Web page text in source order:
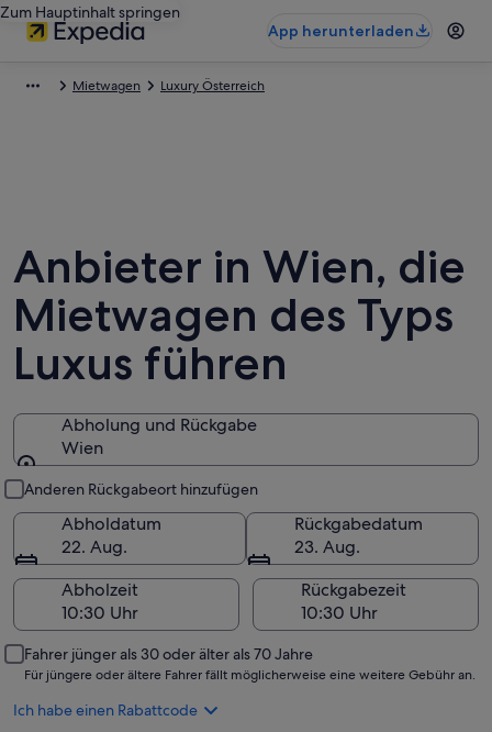
Zum Hauptinhalt springen
App herunterladen
Mietwagen Luxury Österreich
Anbieter in Wien, die
Mietwagen des Typs
Luxus führen
Abholung und Rückgabe
Wien
Anderen Rückgabeort hinzufügen
Abholdatum
22. Aug.
Rückgabedatum
23. Aug.
Abholzeit
Rückgabezeit
Fahrer jünger als 30 oder älter als 70 Jahre
Für jüngere oder ältere Fahrer fällt möglicherweise eine weitere Gebühr an.
Ich habe einen Rabattcode